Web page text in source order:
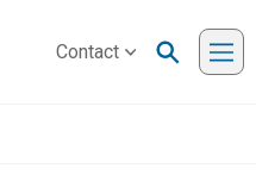
Contact